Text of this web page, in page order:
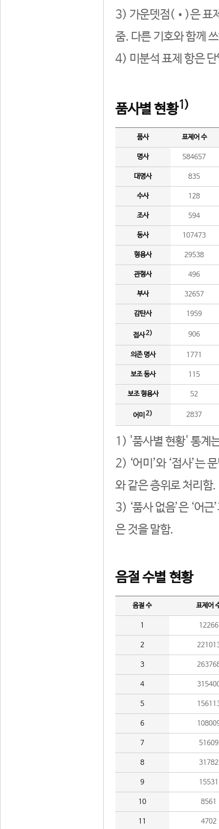
3) 가운뎃점(•)은 표
줌. 다른 기호와 함께
4) 미분석 표제 항은
품사별 현황1)
품사 표제어 수
명사 584657
대명사 835
수사 128
조사 594
동사 107473
형용사 29538
관형사 496
부사 32657
감탄사 1959
접사2) 906
의존 명사 1771
보조 동사 115
보조 형용사 52
어미 2) 2837
1) '품사별 현황' 통계
2) ‘어미’와 ‘접사’는
와 같은 층위로 처리함.
3) ‘품사 없음’은 ‘어
은 것을 말함.
음절 수별 현황
음절 수 표제어
1 12266
2
3
4
5
6
7 51609
8 31782
9 15531
10 8561
11 4702